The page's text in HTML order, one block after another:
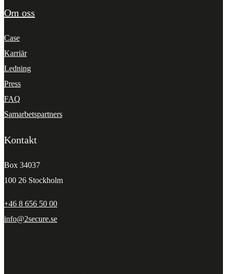
Om oss
Case
Karriär
Ledning
Press
FAQ
Samarbetspartners
Kontakt
Box 34037
100 26 Stockholm
+46 8 656 50 00
info@2secure.se